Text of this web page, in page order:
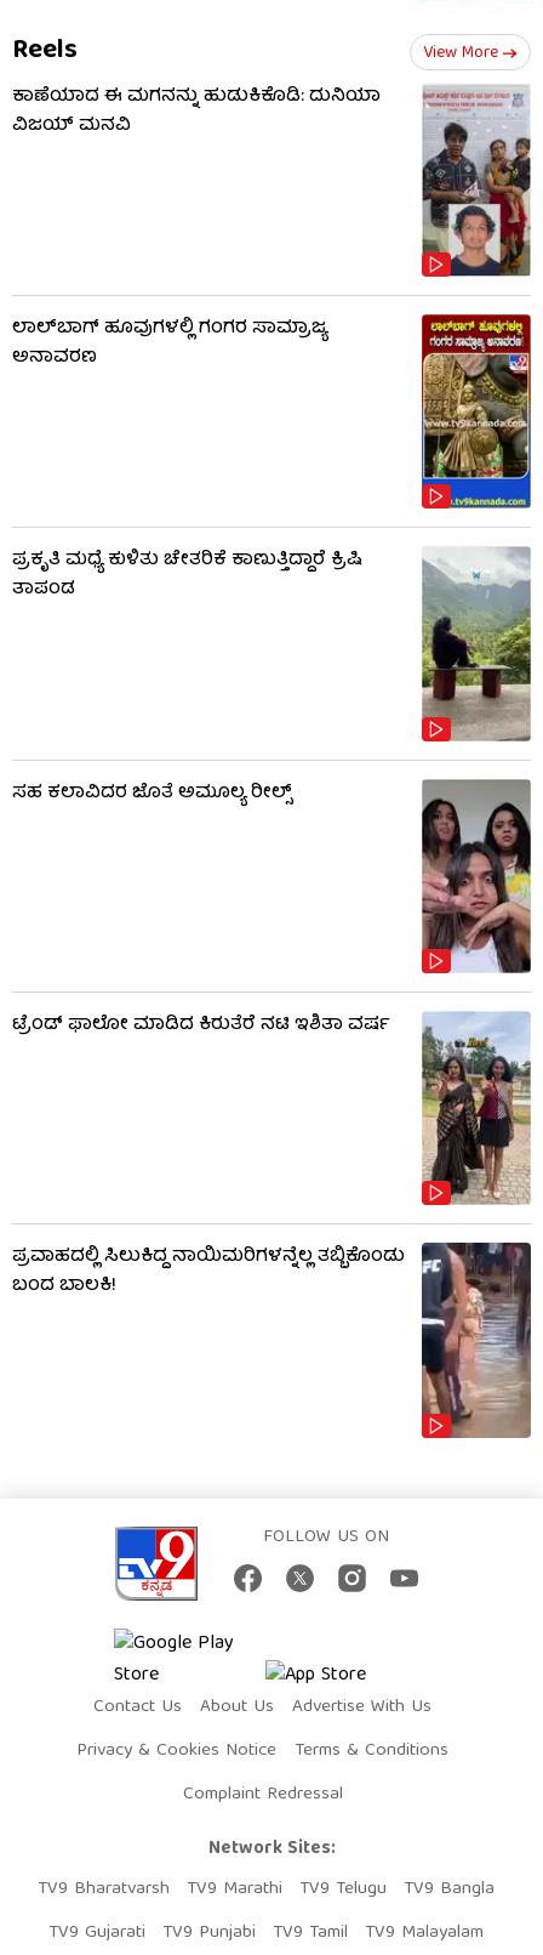
Reels View More
ಕಾಣೆಯಾದ ಈ ಮಗನನ್ನು ಹುಡುಕಿಕೊಡಿ: ದುನಿಯಾ
ವಿಜಯ್ ಮನವಿ
ಲಾಲ್​ಬಾಗ್ ಹೂವುಗಳಲ್ಲಿ ಗಂಗರ ಸಾಮ್ರಾಜ್ಯ
ಅನಾವರಣ
ಪ್ರಕೃತಿ ಮಧ್ಯೆ ಕುಳಿತು ಚೇತರಿಕೆ ಕಾಣುತ್ತಿದ್ದಾರೆ ಕ್ರಿಷಿ
ತಾಪಂಡ
ಸಹ ಕಲಾವಿದರ ಜೊತೆ ಅಮೂಲ್ಯ ರೀಲ್ಸ್
ಟ್ರೆಂಡ್​​ ಫಾಲೋ ಮಾಡಿದ ಕಿರುತೆರೆ ನಟಿ ಇಶಿತಾ ವರ್ಷ
ಪ್ರವಾಹದಲ್ಲಿ ಸಿಲುಕಿದ್ದ ನಾಯಿಮರಿಗಳನ್ನೆಲ್ಲ ತಬ್ಬಿಕೊಂಡು
ಬಂದ ಬಾಲಕಿ!
FOLLOW US ON
Contact Us About Us
Advertise With Us
Privacy & Cookies Notice
Terms & Conditions
Complaint Redressal
Network Sites:
TV9 Bharatvarsh
TV9 Marathi TV9 Telugu
TV9 Bangla
TV9 Gujarati
TV9 Punjabi TV9 Tamil TV9 Malayalam